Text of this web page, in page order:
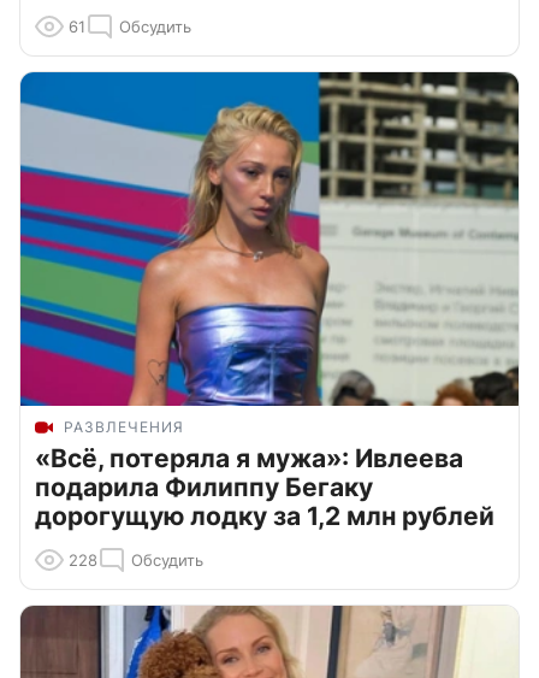
61 Обсудить
РАЗВЛЕЧЕНИЯ
«Всё, потеряла я мужа»: Ивлеева
подарила Филиппу Бегаку
дорогущую лодку за 1,2 млн рублей
228 Обсудить